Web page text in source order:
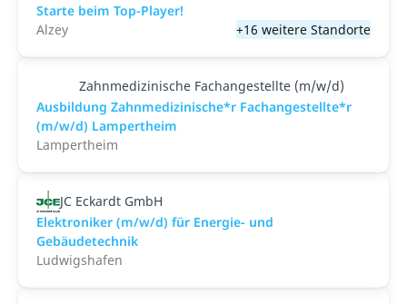
Starte beim Top-Player!
Alzey
+16 weitere Standorte
Zahnmedizinische Fachangestellte (m/w/d)
Ausbildung Zahnmedizinische*r Fachangestellte*r
(m/w/d) Lampertheim
Lampertheim
JC Eckardt GmbH
Elektroniker (m/w/d) für Energie- und
Gebäudetechnik
Ludwigshafen